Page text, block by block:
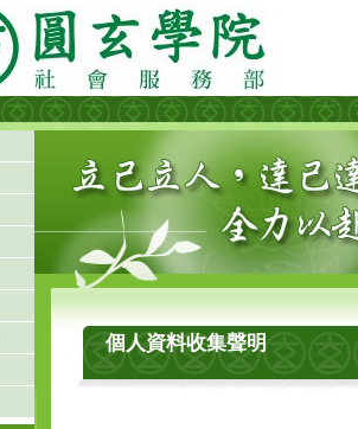
個人資料收集聲明